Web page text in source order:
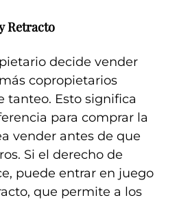
Retracto
decide vender
copropietarios
tanteo. Esto significa
para comprar la
vender antes de que
Si el derecho de
puede entrar en juego
que permite a los